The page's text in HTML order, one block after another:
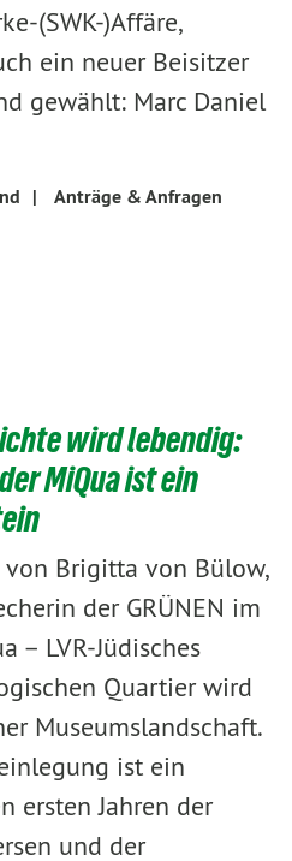
(SWK-)Affäre,
ein neuer Beisitzer
gewählt: Marc Daniel
|
Anträge & Anfragen
wird lebendig:
MiQua ist ein
Brigitta von Bülow,
der GRÜNEN im
– LVR-Jüdisches
Quartier wird
Museumslandschaft.
ist ein
ersten Jahren der
und der